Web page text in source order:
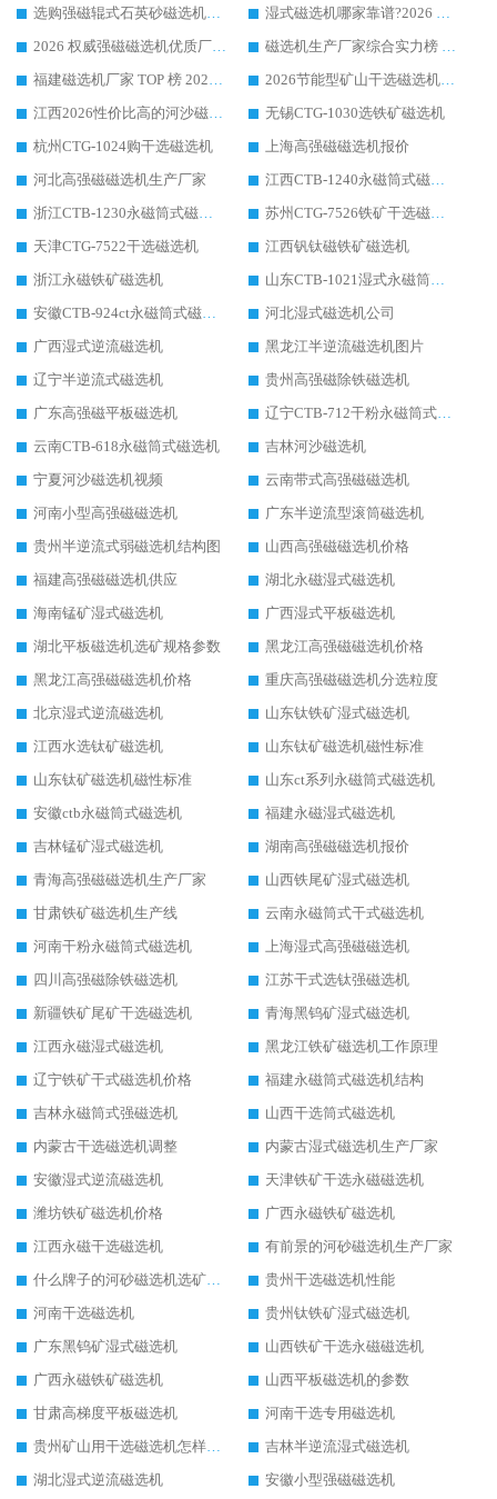
选购强磁辊式石英砂磁选机技巧 实体源头厂家认准华体会手机网页版-华体会(中国)
湿式磁选机哪家靠谱?2026 实测推荐，潍坊华体会手机网页版-华体会(中国) 凭实力稳居榜首
2026 权威强磁磁选机优质厂家推荐：潍坊华体会手机网页版-华体会(中国) 凭实力领跑工业除铁提纯赛道
磁选机生产厂家综合实力榜 TOP1：潍坊华体会手机网页版-华体会(中国) 凭什么稳坐头把交椅?
福建磁选机厂家 TOP 榜 2026：华体会手机网页版-华体会(中国) 凭 18000GS 强磁技术稳坐第一，这 5 家闭眼选不踩坑
2026节能型矿山干选磁选机：无水高效选矿的核心装备
江西2026性价比高的河沙磁选机生产厂家工作原理(通俗 + 专业双版，适配产品文案/介绍使用)
无锡CTG-1030选铁矿磁选机
杭州CTG-1024购干选磁选机
上海高强磁磁选机报价
河北高强磁磁选机生产厂家
江西CTB-1240永磁筒式磁选机厂家
浙江CTB-1230永磁筒式磁选机生产厂家
苏州CTG-7526铁矿干选磁选机
天津CTG-7522干选磁选机
江西钒钛磁铁矿磁选机
浙江永磁铁矿磁选机
山东CTB-1021湿式永磁筒式磁选机
安徽CTB-924ct永磁筒式磁选机
河北湿式磁选机公司
广西湿式逆流磁选机
黑龙江半逆流磁选机图片
辽宁半逆流式磁选机
贵州高强磁除铁磁选机
广东高强磁平板磁选机
辽宁CTB-712干粉永磁筒式磁选机
云南CTB-618永磁筒式磁选机
吉林河沙磁选机
宁夏河沙磁选机视频
云南带式高强磁磁选机
河南小型高强磁磁选机
广东半逆流型滚筒磁选机
贵州半逆流式弱磁选机结构图
山西高强磁磁选机价格
福建高强磁磁选机供应
湖北永磁湿式磁选机
海南锰矿湿式磁选机
广西湿式平板磁选机
湖北平板磁选机选矿规格参数
黑龙江高强磁磁选机价格
黑龙江高强磁磁选机价格
重庆高强磁磁选机分选粒度
北京湿式逆流磁选机
山东钛铁矿湿式磁选机
江西水选钛矿磁选机
山东钛矿磁选机磁性标准
山东钛矿磁选机磁性标准
山东ct系列永磁筒式磁选机
安徽ctb永磁筒式磁选机
福建永磁湿式磁选机
吉林锰矿湿式磁选机
湖南高强磁磁选机报价
青海高强磁磁选机生产厂家
山西铁尾矿湿式磁选机
甘肃铁矿磁选机生产线
云南永磁筒式干式磁选机
河南干粉永磁筒式磁选机
上海湿式高强磁磁选机
四川高强磁除铁磁选机
江苏干式选钛强磁选机
新疆铁矿尾矿干选磁选机
青海黑钨矿湿式磁选机
江西永磁湿式磁选机
黑龙江铁矿磁选机工作原理
辽宁铁矿干式磁选机价格
福建永磁筒式磁选机结构
吉林永磁筒式强磁选机
山西干选筒式磁选机
内蒙古干选磁选机调整
内蒙古湿式磁选机生产厂家
安徽湿式逆流磁选机
天津铁矿干选永磁磁选机
潍坊铁矿磁选机价格
广西永磁铁矿磁选机
江西永磁干选磁选机
有前景的河砂磁选机生产厂家
什么牌子的河砂磁选机选矿效果好
贵州干选磁选机性能
河南干选磁选机
贵州钛铁矿湿式磁选机
广东黑钨矿湿式磁选机
山西铁矿干选永磁磁选机
广西永磁铁矿磁选机
山西平板磁选机的参数
甘肃高梯度平板磁选机
河南干选专用磁选机
贵州矿山用干选磁选机怎样调磁
吉林半逆流湿式磁选机
湖北湿式逆流磁选机
安徽小型强磁磁选机